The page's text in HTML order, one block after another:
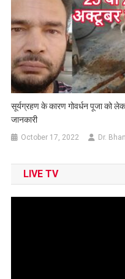
सूर्यग्रहण के कारण गोवर्धन पूजा को
जानकारी
October 17, 2022 Dr.
LIVE TV